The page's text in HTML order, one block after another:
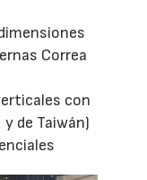
Correa
con
de Taiwán)